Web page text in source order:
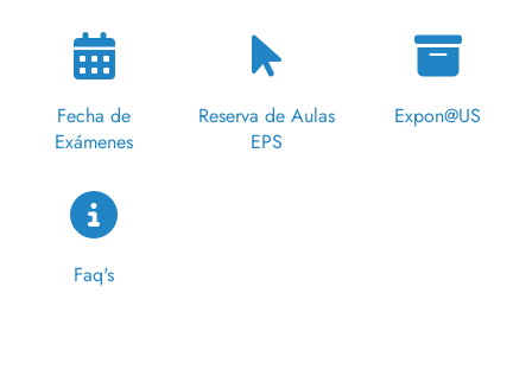
Fecha de
Exámenes
Reserva de Aulas
EPS
Expon@US
Faq's